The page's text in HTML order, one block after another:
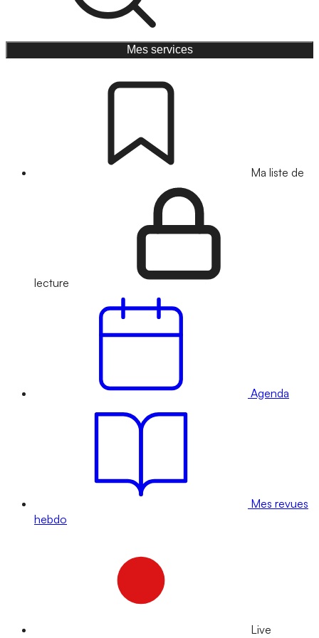
Mes services
Ma liste de
lecture
Agenda
Mes revues
hebdo
Live